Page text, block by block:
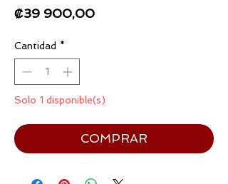
₡39 900,00Precio
Cantidad *
Solo 1 disponible(s)
COMPRAR